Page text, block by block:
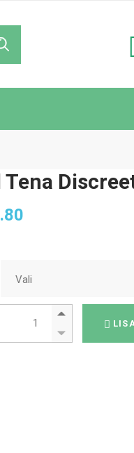
Tena
Hinnavahemik:
Vali
Sidemed Tena Discreet